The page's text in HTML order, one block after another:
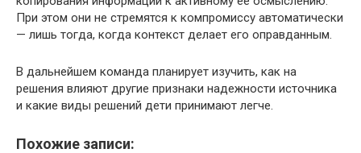
При этом они не стремятся к компромиссу автоматически
— лишь тогда, когда контекст делает его оправданным.
В дальнейшем команда планирует изучить, как на
решения влияют другие признаки надежности источника
и какие виды решений дети принимают легче.
Похожие записи: